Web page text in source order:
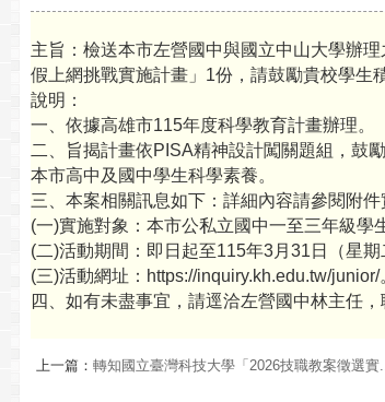
主旨：檢送本市左營國中與國立中山大學辦
假上網挑戰實施計畫」1份，請鼓勵貴校學生
說明：
一、依據高雄市115年度科學教育計畫辦理。
二、旨揭計畫依PISA精神設計闖關題組，鼓
本市高中及國中學生科學素養。
三、本案相關訊息如下：詳細內容請參閱附件
(一)實施對象：本市公私立國中一至三年級學
(二)活動期間：即日起至115年3月31日（星期
(三)活動網址：https://inquiry.kh.edu.tw/junior/
四、如有未盡事宜，請逕洽左營國中林主任
上一篇： 轉知國立臺灣科技大學「2026技職教案徵選實